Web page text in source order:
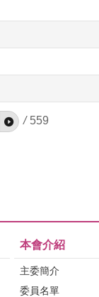
/ 559
本會介紹
主委簡介
委員名單